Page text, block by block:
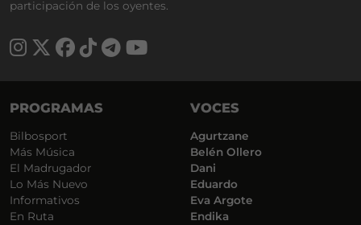
participación de los oyentes.
PROGRAMAS
Bilbosport
Más Música
El Madrugador
Lo Más Nuevo
Informativos
En Ruta
VOCES
Agurtzane
Belén Ollero
Dani
Eduardo
Eva Argote
Endika